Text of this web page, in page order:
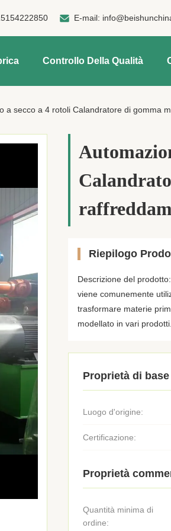
E-mail:
Controllo Della Qualità
a secco a 4 rotoli Calandratore di gomma
Riepilogo
Descrizione del
viene comunemente
trasformare materie
modellato in vari
Proprietà di base
Luogo d'origine:
Certificazione:
Proprietà
Quantità minima di
ordine: